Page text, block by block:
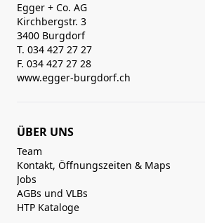
Egger + Co. AG
Kirchbergstr. 3
3400 Burgdorf
T. 034 427 27 27
F. 034 427 27 28
www.egger-burgdorf.ch
ÜBER UNS
Team
Kontakt, Öffnungszeiten & Maps
Jobs
AGBs und VLBs
HTP Kataloge